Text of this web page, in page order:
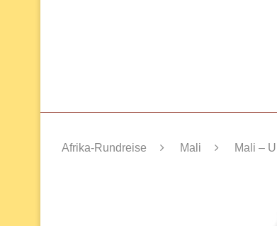
Afrika-Rundreise Mali Mali –